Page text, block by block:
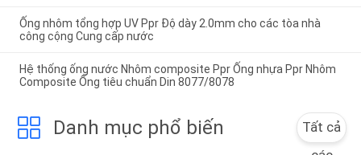
Ống nhôm tổng hợp UV Ppr Độ dày 2.0mm cho các tòa nhà
công cộng Cung cấp nước
Hệ thống ống nước Nhôm composite Ppr Ống nhựa Ppr Nhôm
Composite Ống tiêu chuẩn Din 8077/8078
Danh mục phổ biến
Tất cả